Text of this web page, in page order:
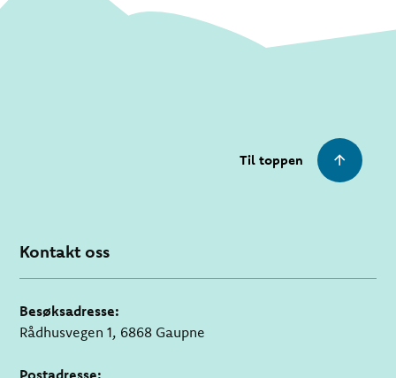
Til toppen
Kontakt oss
Besøksadresse:
Rådhusvegen 1, 6868 Gaupne
Postadresse: